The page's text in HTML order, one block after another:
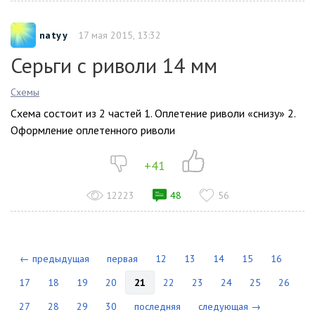
natyy 17 мая 2015, 13:32
Серьги с риволи 14 мм
Схемы
Схема состоит из 2 частей 1. Оплетение риволи «снизу» 2.
Оформление оплетенного риволи
+41
12223 48 56
← предыдущая первая 12 13 14 15
16
17
18 19 20 21 22 23 24 25
26
27
28 29 30 последняя следующая →